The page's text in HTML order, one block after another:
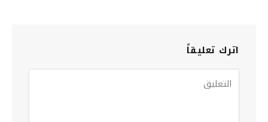
اترك تعليقاً